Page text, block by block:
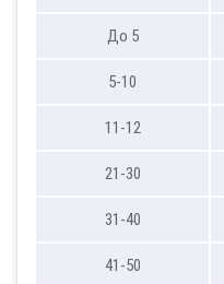
До 5
5-10
11-12
21-30
31-40
41-50